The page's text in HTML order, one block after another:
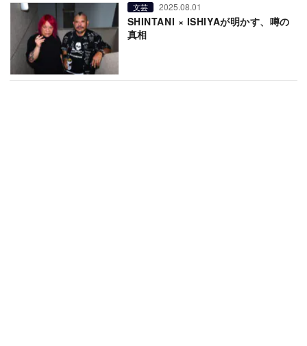
文芸 2025.08.01
SHINTANI × ISHIYAが明かす、噂の
真相